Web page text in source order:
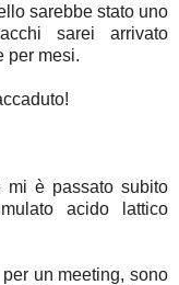
sarebbe stato uno
sarei arrivato
per mesi.
mi è passato subito
acido lattico
un meeting, sono